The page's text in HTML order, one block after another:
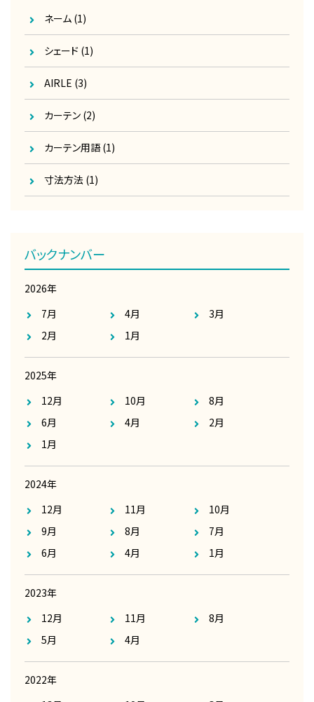
寸法方法 (1)
カーテン用語(1)
カーテン (2)
AIRLE (3)
シェード (1)
ネーム (1)
バックナンバー
2026年
7月
4月
3月
2月
1月
2025年
12月
10月
8月
6月
4月
2月
1月
2024年
12月
11月
10月
9月
8月
7月
6月
4月 1月
2023年
12月
11月
8月
5月
4月
2022年